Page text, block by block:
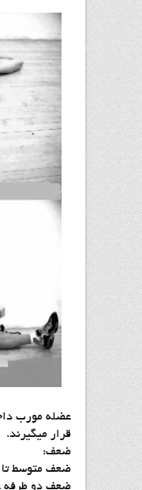
عضله مورب
قرار میگیرند.
ضعف:
ضعف متوسط تا
ضعف دو طرفه